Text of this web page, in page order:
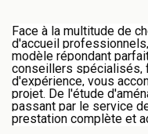
Face à la multitude de
d'accueil
modèle répondant
conseillers spécialisés,
d'expérience, vous
projet. De l'étude
passant par le service
prestation complète et